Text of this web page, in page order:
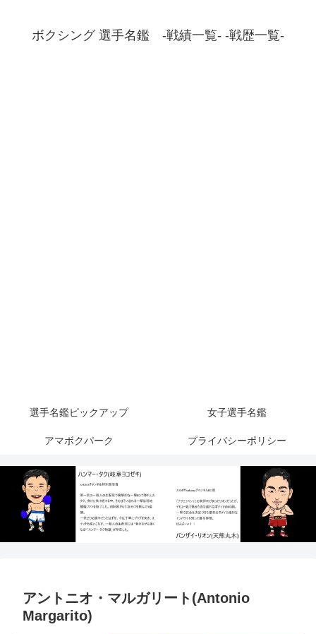
ボクシング 選手名鑑 -戦績一覧- -戦歴一覧-
選手名鑑ピックアップ 女子選手名鑑
アマボクパーク プライバシーポリシー
アントニオ・マルガリート(Antonio
Margarito)